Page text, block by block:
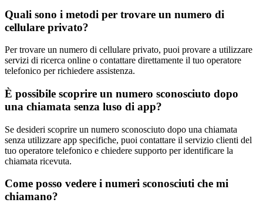
Quali sono i metodi per trovare un numero di
cellulare privato?
Per trovare un numero di cellulare privato, puoi provare a utilizzare
servizi di ricerca online o contattare direttamente il tuo operatore
telefonico per richiedere assistenza.
È possibile scoprire un numero sconosciuto dopo
una chiamata senza luso di app?
Se desideri scoprire un numero sconosciuto dopo una chiamata
senza utilizzare app specifiche, puoi contattare il servizio clienti del
tuo operatore telefonico e chiedere supporto per identificare la
chiamata ricevuta.
Come posso vedere i numeri sconosciuti che mi
chiamano?